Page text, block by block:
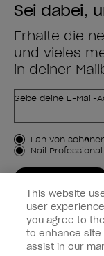
Sei dabei,
Erhalte die
und vieles
in deiner
Gebe deine E-Mail-
Kundenart
Fan von
Nail Professional
Vernetzen
This website
user
you agree to
to enhance site
assist in our